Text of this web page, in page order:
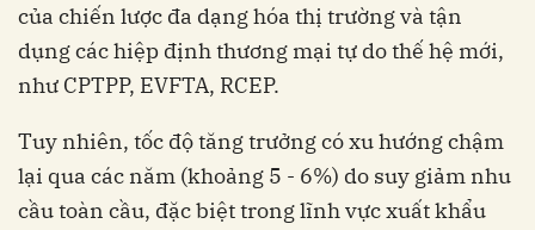
của chiến lược đa dạng hóa thị trường và tận
dụng các hiệp định thương mại tự do thế hệ mới,
như CPTPP, EVFTA, RCEP.
Tuy nhiên, tốc độ tăng trưởng có xu hướng chậm
lại qua các năm (khoảng 5 - 6%) do suy giảm nhu
cầu toàn cầu, đặc biệt trong lĩnh vực xuất khẩu